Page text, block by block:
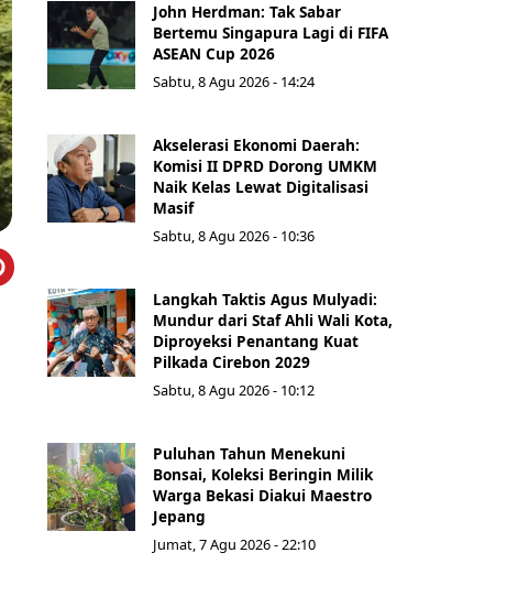
John Herdman: Tak Sabar
Bertemu Singapura Lagi di FIFA
ASEAN Cup 2026
Sabtu, 8 Agu 2026 - 14:24
Akselerasi Ekonomi Daerah:
Komisi II DPRD Dorong UMKM
Naik Kelas Lewat Digitalisasi
Masif
Sabtu, 8 Agu 2026 - 10:36
Langkah Taktis Agus Mulyadi:
Mundur dari Staf Ahli Wali Kota,
Diproyeksi Penantang Kuat
Pilkada Cirebon 2029
Sabtu, 8 Agu 2026 - 10:12
Puluhan Tahun Menekuni
Bonsai, Koleksi Beringin Milik
Warga Bekasi Diakui Maestro
Jepang
Jumat, 7 Agu 2026 - 22:10